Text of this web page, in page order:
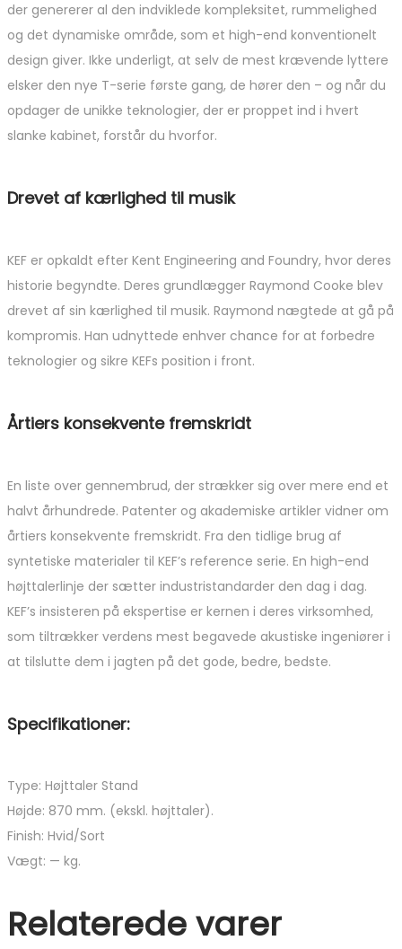
der genererer al den indviklede kompleksitet, rummelighed
og det dynamiske område, som et high-end konventionelt
design giver. Ikke underligt, at selv de mest krævende lyttere
elsker den nye T-serie første gang, de hører den – og når du
opdager de unikke teknologier, der er proppet ind i hvert
slanke kabinet, forstår du hvorfor.
Drevet af kærlighed til musik
KEF er opkaldt efter Kent Engineering and Foundry, hvor deres
historie begyndte. Deres grundlægger Raymond Cooke blev
drevet af sin kærlighed til musik. Raymond nægtede at gå på
kompromis. Han udnyttede enhver chance for at forbedre
teknologier og sikre KEFs position i front.
Årtiers konsekvente fremskridt
En liste over gennembrud, der strækker sig over mere end et
halvt århundrede. Patenter og akademiske artikler vidner om
årtiers konsekvente fremskridt. Fra den tidlige brug af
syntetiske materialer til KEF’s reference serie. En high-end
højttalerlinje der sætter industristandarder den dag i dag.
KEF’s insisteren på ekspertise er kernen i deres virksomhed,
som tiltrækker verdens mest begavede akustiske ingeniører i
at tilslutte dem i jagten på det gode, bedre, bedste.
Specifikationer:
Type: Højttaler Stand
Højde: 870 mm. (ekskl. højttaler).
Finish: Hvid/Sort
Vægt: — kg.
Relaterede varer